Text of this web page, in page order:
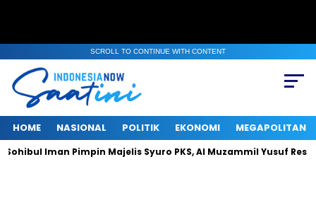
SCROLL TO CONTINUE WITH CONTENT
HOME NASIONAL POLITIK EKONOMI MEGAPOLITAN
Pimpin Majelis Syuro PKS, Al Muzammil Yusuf Resmi